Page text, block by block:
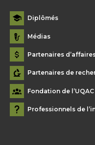
Diplômés
Médias
Partenaires
Partenaires de
Fondation de l’UQAC
Professionnels de